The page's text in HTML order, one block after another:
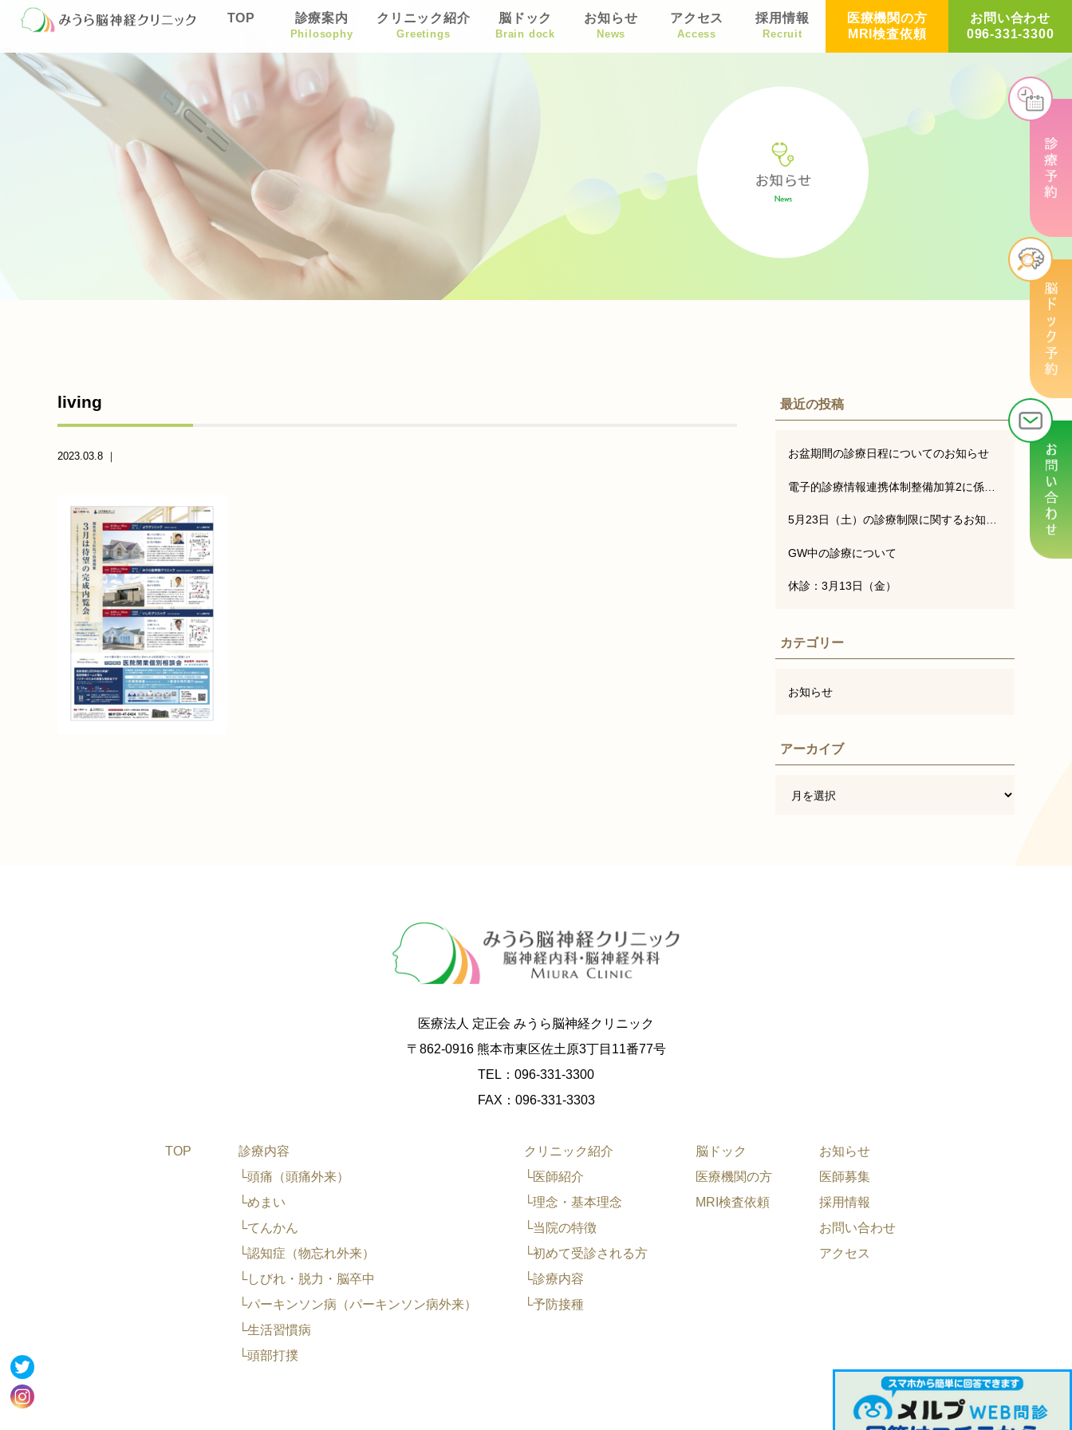
TOP 診療案内
Philosophy
クリニック紹介
Greetings
脳ドック
Brain dock
お知らせ
News
アクセス
Access
採用情報
Recruit
医療機関の方
MRI検査依頼
お問い合わせ
096-331-3300
living
2023.03.8 ｜
最近の投稿
お盆期間の診療日程についてのお知らせ
5月23日（土）の診療制限に関するお知らせ
GW中の診療について
休診：3月13日（金）
カテゴリー
お知らせ
アーカイブ
医療法人 定正会 みうら脳神経クリニック
〒862-0916 熊本市東区佐土原3丁目11番77号
TEL：096-331-3300
FAX：096-331-3303
TOP
診療内容
└頭痛（頭痛外来）
└めまい
└てんかん
└認知症（物忘れ外来）
└しびれ・脱力・脳卒中
└パーキンソン病（パーキンソン病外来）
└生活習慣病
└頭部打撲
クリニック紹介
└医師紹介
└理念・基本理念
└当院の特徴
└初めて受診される方
└診療内容
└予防接種
脳ドック
医療機関の方
MRI検査依頼
お知らせ
医師募集
採用情報
お問い合わせ
アクセス